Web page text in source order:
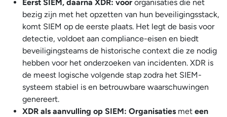
Eerst SIEM, daarna XDR: voor organisaties die net
bezig zijn met het opzetten van hun beveiligingsstack,
komt SIEM op de eerste plaats. Het legt de basis voor
detectie, voldoet aan compliance-eisen en biedt
beveiligingsteams de historische context die ze nodig
hebben voor het onderzoeken van incidenten. XDR is
de meest logische volgende stap zodra het SIEM-
systeem stabiel is en betrouwbare waarschuwingen
genereert.
XDR als aanvulling op SIEM: Organisaties met een